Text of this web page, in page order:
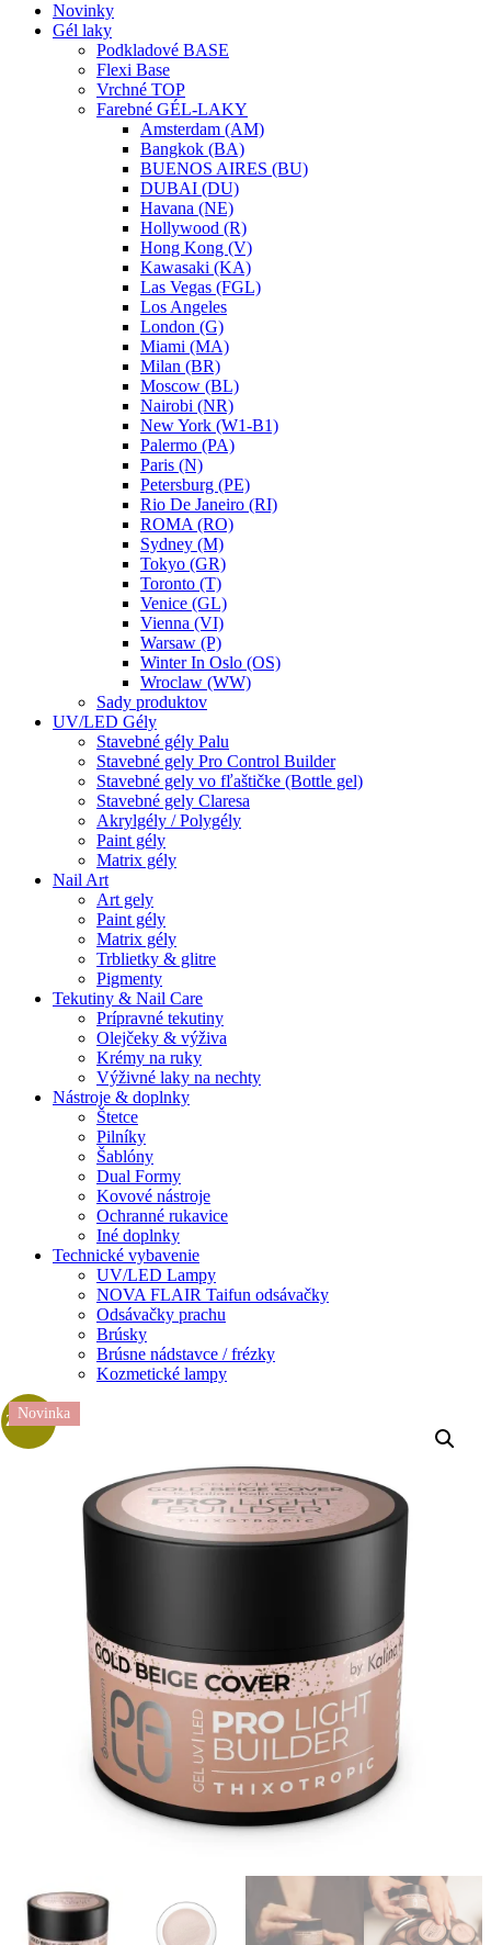
Novinky
Gél laky
Podkladové BASE
Flexi Base
Vrchné TOP
Farebné GÉL-LAKY
Amsterdam (AM)
Bangkok (BA)
BUENOS AIRES (BU)
DUBAI (DU)
Havana (NE)
Hollywood (R)
Hong Kong (V)
Kawasaki (KA)
Las Vegas (FGL)
Los Angeles
London (G)
Miami (MA)
Milan (BR)
Moscow (BL)
Nairobi (NR)
New York (W1-B1)
Palermo (PA)
Paris (N)
Petersburg (PE)
Rio De Janeiro (RI)
ROMA (RO)
Sydney (M)
Tokyo (GR)
Toronto (T)
Venice (GL)
Vienna (VI)
Warsaw (P)
Winter In Oslo (OS)
Wroclaw (WW)
Sady produktov
UV/LED Gély
Stavebné gély Palu
Stavebné gely Pro Control Builder
Stavebné gely vo fľaštičke (Bottle gel)
Stavebné gely Claresa
Akrylgély / Polygély
Paint gély
Matrix gély
Nail Art
Art gely
Paint gély
Matrix gély
Trblietky & glitre
Pigmenty
Tekutiny & Nail Care
Prípravné tekutiny
Olejčeky & výživa
Krémy na ruky
Výživné laky na nechty
Nástroje & doplnky
Štetce
Pilníky
Šablóny
Dual Formy
Kovové nástroje
Ochranné rukavice
Iné doplnky
Technické vybavenie
UV/LED Lampy
NOVA FLAIR Taifun odsávačky
Odsávačky prachu
Brúsky
Brúsne nádstavce / frézky
Kozmetické lampy
Zľava!
Novinka